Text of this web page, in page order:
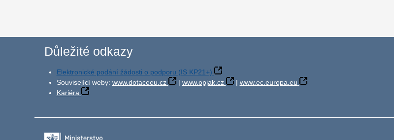
Důležité odkazy
Elektronické podání žádosti o podporu (IS KP21+)
Související weby: www.dotaceeu.cz | www.opjak.cz | www.ec.europa.eu
Kariéra